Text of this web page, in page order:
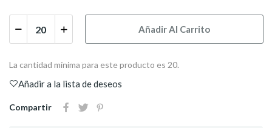
Añadir Al Carrito
La cantidad mínima para este producto es 20.
Añadir a la lista de deseos
Compartir